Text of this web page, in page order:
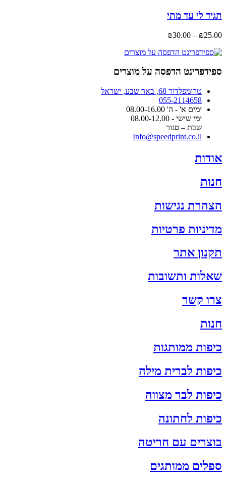
ניתן
לבחור
את
האפשרויות
בעמוד
המוצר
תגיד לי עד מתי
₪25.00
–
₪30.00
ספידפרינט הדפסה על מוצרים
טרומפלדור 68, באר שבע, ישראל
055-2114658
ימים א' - ה' 08.00-16.00
ימי שישי - 08.00-12.00
שבת – סגור
Info@speedprint.co.il
אודות
חנות
הצהרת נגישות
מדיניות פרטיות
תקנון אתר
שאלות ותשובות
צרו קשר
חנות
כיפות ממותגות
כיפות לברית מילה
כיפות לבר מצווה
כיפות לחתונה
בוצרים עם חריטה
ספלים ממותגים